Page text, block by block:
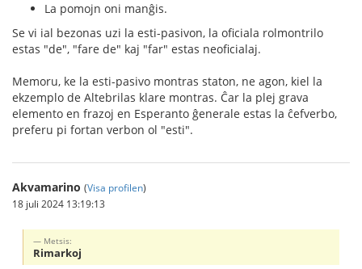
La pomojn oni manĝis.
Se vi ial bezonas uzi la esti-pasivon, la oficiala rolmontrilo
estas "de", "fare de" kaj "far" estas neoficialaj.
Memoru, ke la esti-pasivo montras staton, ne agon, kiel la
ekzemplo de Altebrilas klare montras. Ĉar la plej grava
elemento en frazoj en Esperanto ĝenerale estas la ĉefverbo,
preferu pi fortan verbon ol "esti".
Akvamarino (Visa profilen)
18 juli 2024 13:19:13
Metsis:
Rimarkoj